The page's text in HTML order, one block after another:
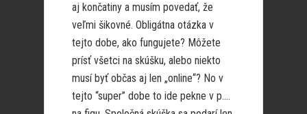
aj končatiny a musím povedať, že
veľmi šikovné. Obligátna otázka v
tejto dobe, ako fungujete? Môžete
prísť všetci na skúšku, alebo niekto
musí byť občas aj len „online“? No v
tejto “super” dobe to ide pekne v p….